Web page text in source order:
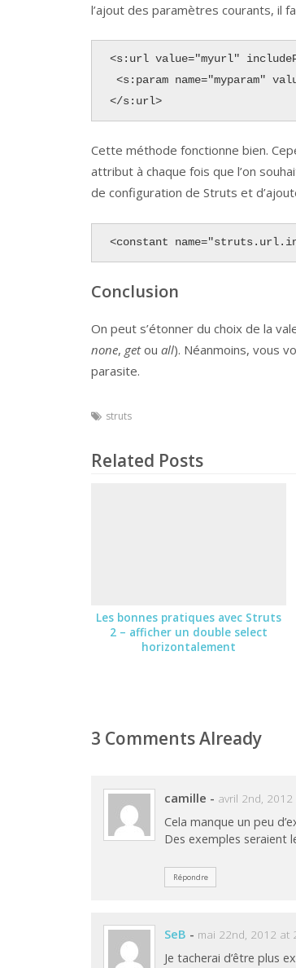
l’ajout des paramètres courants, il
<s:url value="myurl"
</s:url>
Cette méthode fonctionne bien.
attribut à chaque fois que l’on
de configuration de Struts et
<constant
Conclusion
On peut s’étonner du choix de la
none, getou all). Néanmoins, vous
parasite.
struts
Related Posts
Les bonnes pratiques avec Struts
2 – afficher un double select
horizontalement
3 Comments Already
camille - avril 2nd, 2012
Cela manque un peu
Des exemples seraient
Répondre
SeB - mai 22nd, 2012 at
Je tacherai d’être plus